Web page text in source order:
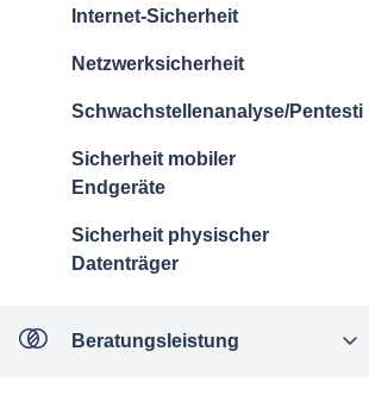
Internet-Sicherheit
Netzwerksicherheit
Schwachstellenanalyse/
Sicherheit mobiler
Endgeräte
Sicherheit physischer
Datenträger
Beratungsleistung